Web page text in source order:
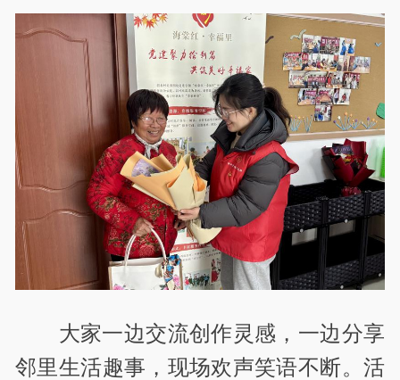
大家一边交流创作灵感，一边分享
邻里生活趣事，现场欢声笑语不断。活